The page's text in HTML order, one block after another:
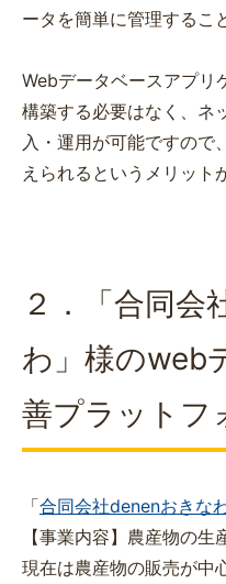
ータを簡単に管理するこ
Webデータベースアプリ
構築する必要はなく、ネ
入・運用が可能ですので
えられるというメリッ
２．「合同会
わ」様のweb
善プラットフ
「合同会社denenおきな
【事業内容】農産物の生
現在は農産物の販売が中